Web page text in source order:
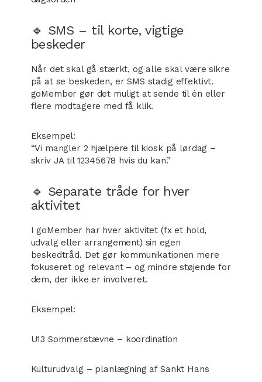
🔹 SMS – til korte, vigtige
beskeder
Når det skal gå stærkt, og alle skal være sikre
på at se beskeden, er SMS stadig effektivt.
goMember gør det muligt at sende til én eller
flere modtagere med få klik.
Eksempel:
“Vi mangler 2 hjælpere til kiosk på lørdag –
skriv JA til 12345678 hvis du kan.”
🔹 Separate tråde for hver
aktivitet
I goMember har hver aktivitet (fx et hold,
udvalg eller arrangement) sin egen
beskedtråd. Det gør kommunikationen mere
fokuseret og relevant – og mindre støjende for
dem, der ikke er involveret.
Eksempel:
U13 Sommerstævne – koordination
Kulturudvalg – planlægning af Sankt Hans